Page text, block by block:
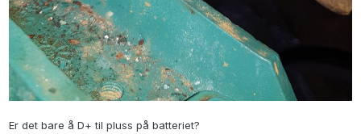
Er det bare å D+ til pluss på batteriet?